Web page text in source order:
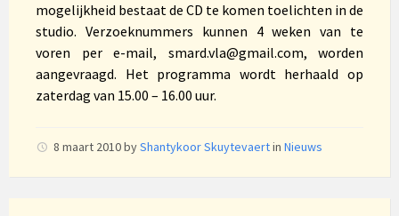
mogelijkheid bestaat de CD te komen toelichten in de
studio. Verzoeknummers kunnen 4 weken van te
voren per e-mail, smard.vla@gmail.com, worden
aangevraagd. Het programma wordt herhaald op
zaterdag van 15.00 – 16.00 uur.
8 maart 2010byShantykoor Skuytevaertin Nieuws